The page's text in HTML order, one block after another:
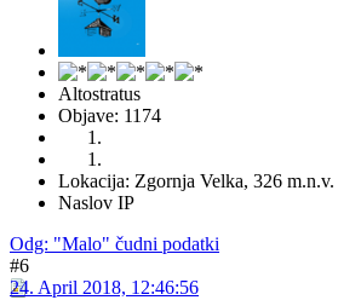
Altostratus
Objave: 1174
Lokacija: Zgornja Velka, 326 m.n.v.
Naslov IP
Odg: "Malo" čudni podatki
#6
24. April 2018, 12:46:56